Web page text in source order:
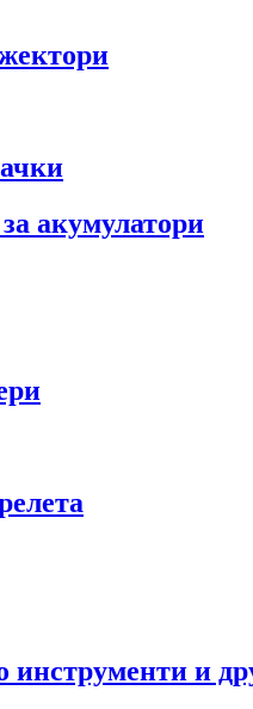
акумулатори
инструменти и